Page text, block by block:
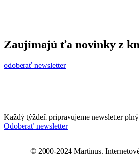
Zaujímajú ťa novinky z
odoberať newsletter
Každý týždeň pripravujeme newsletter
Odoberať newsletter
© 2000-2024 Martinus.